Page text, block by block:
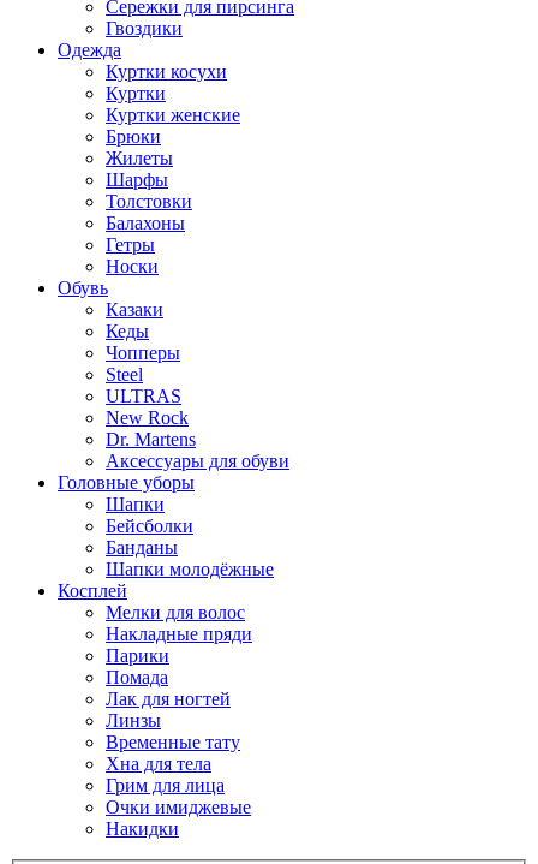
Сережки для пирсинга
Гвоздики
Одежда
Куртки косухи
Куртки
Куртки женские
Брюки
Жилеты
Шарфы
Толстовки
Балахоны
Гетры
Носки
Обувь
Казаки
Кеды
Чопперы
Steel
ULTRAS
New Rock
Dr. Martens
Аксессуары для обуви
Головные уборы
Шапки
Бейсболки
Банданы
Шапки молодёжные
Косплей
Мелки для волос
Накладные пряди
Парики
Помада
Лак для ногтей
Линзы
Временные тату
Хна для тела
Грим для лица
Очки имиджевые
Накидки